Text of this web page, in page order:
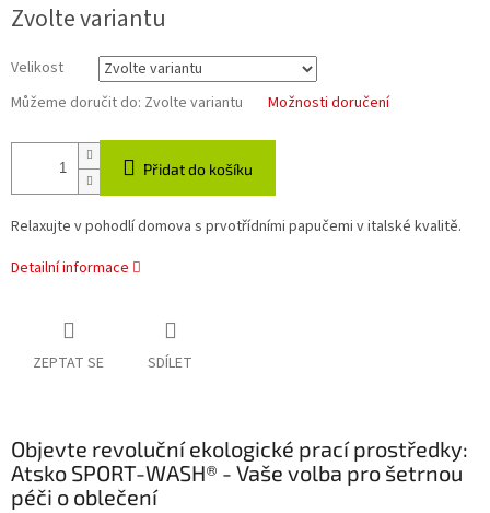
cena:
Zvolte variantu
Velikost
Můžeme doručit do: Zvolte variantu Možnosti doručení
Přidat do košíku
Relaxujte v pohodlí domova s prvotřídními papučemi v italské kvalitě.
Detailní informace
ZEPTAT SE SDÍLET
Objevte revoluční ekologické prací prostředky:
Atsko SPORT-WASH® - Vaše volba pro šetrnou
péči o oblečení